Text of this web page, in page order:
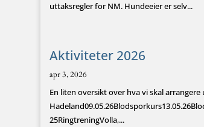
uttaksregler for NM. Hundeeier er selv...
Aktiviteter 2026
apr 3, 2026
En liten oversikt over hva vi skal
25RingtreningVolla,...